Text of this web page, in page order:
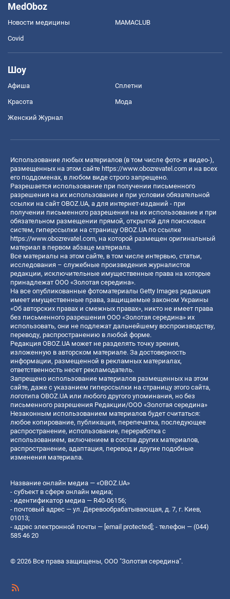
MedOboz
Новости медицины MAMACLUB
Covid
Шоу
Афиша Сплетни
Красота Мода
Женский Журнал
Использование любых материалов (в том числе фото- и видео-),
размещенных на этом сайте https://www.obozrevatel.com и на всех
его поддоменах, в любом виде строго запрещено.
Разрешается использование при получении письменного
разрешения на их использование и при условии обязательной
ссылки на сайт OBOZ.UA, а для интернет-изданий - при
получении письменного разрешения на их использование и при
обязательном размещении прямой, открытой для поисковых
систем, гиперссылки на страницу OBOZ.UA по ссылке
https://www.obozrevatel.com, на которой размещен оригинальный
материал в первом абзаце материала.
Все материалы на этом сайте, в том числе интервью, статьи,
исследования – служебные произведения журналистов
редакции, исключительные имущественные права на которые
принадлежат ООО «Золотая середина».
На все опубликованные фотоматериалы Getty Images редакция
имеет имущественные права, защищаемые законом Украины
«Об авторских правах и смежных правах», никто не имеет права
без письменного разрешения ООО «Золотая середина» их
использовать, они не подлежат дальнейшему воспроизводству,
переводу, распространению в любой форме.
Редакция OBOZ.UA может не разделять точку зрения,
изложенную в авторском материале. За достоверность
информации, размещенной в рекламных материалах,
ответственность несет рекламодатель.
Запрещено использование материалов размещенных на этом
сайте, даже с указанием гиперссылки на страницу этого сайта,
логотипа OBOZ.UA или любого другого упоминания, но без
письменного разрешения Редакции/ООО «Золотая середина»
Незаконным использованием материалов будет считаться:
любое копирование, публикация, перепечатка, последующее
распространение, использование, переработка с
использованием, включением в состав других материалов,
распространение, адаптация, перевод и другие подобные
изменения материала.
Название онлайн медиа — «OBOZ.UA»
- субъект в сфере онлайн медиа;
- идентификатор медиа — R40-06156;
- почтовый адрес — ул. Деревообрабатывающая, д. 7, г. Киев,
01013;
- адрес электронной почты — [email protected]; - телефон — (044)
585 46 20
© 2026 Все права защищены, ООО "Золотая середина".